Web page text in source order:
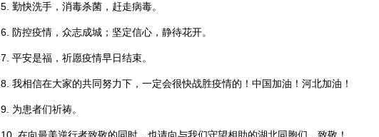
5. 勤快洗手，消毒杀菌，赶走病毒。
6. 防控疫情，众志成城；坚定信心，静待花开。
7. 平安是福，祈愿疫情早日结束。
8. 我相信在大家的共同努力下，一定会很快战胜疫情的！中国加油！河北加油！
9. 为患者们祈祷。